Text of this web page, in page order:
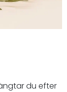
du efter